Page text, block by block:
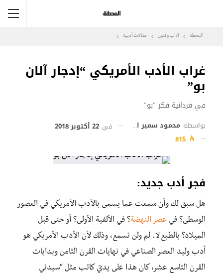
المحطة آداب وفنون مقالات أدبية
غراب الأدب الأمريكي “إدجار آلان
بو”
في فردانية فكر "بو"
بواسطة محمود سمير ابن جالون في 22 أكتوبر 2018
فجر أدب جديد:
هل سبق لك وأن سمعت عما يسمى بالأدب الأمريكي في العصور
الوسطى؟ في عصر النهضة؟ في الألفية الأولى؟ أو حتى قبل
الميلاد؟ بالطبع لا. لم ولن تسمع، وذلك لأن الأدب الأمريكي هو
أدب وليد العصر الصناعي في نهايات القرن الثامن وبدايات
القرن التاسع عشر، كان هذا على يديّ كاتب مثل “سيدني